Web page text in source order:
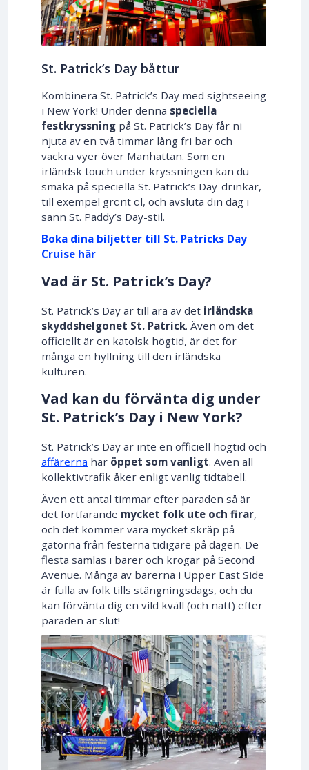
St. Patrick’s Day båttur
Kombinera St. Patrick’s Day med sightseeing
i New York! Under denna speciella
festkryssning på St. Patrick’s Day får ni
njuta av en två timmar lång fri bar och
vackra vyer över Manhattan. Som en
irländsk touch under kryssningen kan du
smaka på speciella St. Patrick’s Day-drinkar,
till exempel grönt öl, och avsluta din dag i
sann St. Paddy’s Day-stil.
Boka dina biljetter till St. Patricks Day
Cruise här
Vad är St. Patrick’s Day?
St. Patrick’s Day är till ära av det irländska
skyddshelgonet St. Patrick. Även om det
officiellt är en katolsk högtid, är det för
många en hyllning till den irländska
kulturen.
Vad kan du förvänta dig under
St. Patrick’s Day i New York?
St. Patrick’s Day är inte en officiell högtid och
affärerna har öppet som vanligt. Även all
kollektivtrafik åker enligt vanlig tidtabell.
Även ett antal timmar efter paraden så är
det fortfarande mycket folk ute och firar,
och det kommer vara mycket skräp på
gatorna från festerna tidigare på dagen. De
flesta samlas i barer och krogar på Second
Avenue. Många av barerna i Upper East Side
är fulla av folk tills stängningsdags, och du
kan förvänta dig en vild kväll (och natt) efter
paraden är slut!